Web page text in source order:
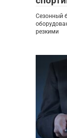
Сезонный
резкими